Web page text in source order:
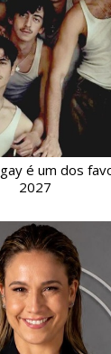
é um dos
2027